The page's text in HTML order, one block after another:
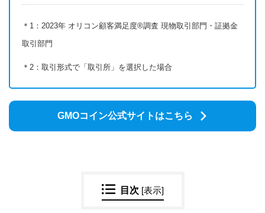
＊1：2023年 オリコン顧客満足度®調査 現物取引部門・証拠金
取引部門
＊2：取引形式で「取引所」を選択した場合
GMOコイン公式サイトはこちら
目次 [表示]